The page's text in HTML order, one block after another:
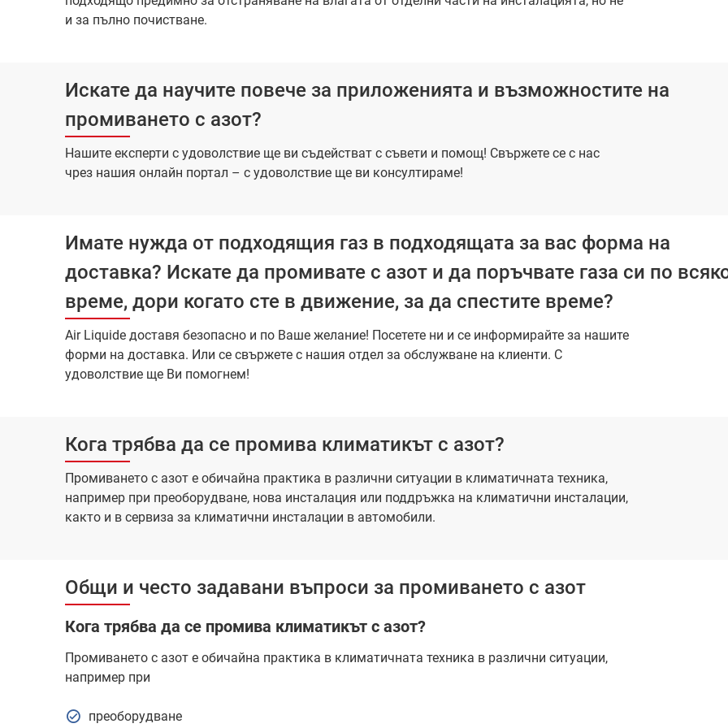
и за пълно почистване.
Искате да научите повече за приложенията и възможностите на
промиването с азот?
Нашите експерти с удоволствие ще ви съдействат с съвети и помощ! Свържете се с нас
чрез нашия онлайн портал – с удоволствие ще ви консултираме!
Имате нужда от подходящия газ в подходящата за вас форма на
доставка? Искате да промивате с азот и да поръчвате газа си по
време, дори когато сте в движение, за да спестите време?
Air Liquide доставя безопасно и по Ваше желание! Посетете ни и се информирайте за нашите
форми на доставка. Или се свържете с нашия отдел за обслужване на клиенти. С
удоволствие ще Ви помогнем!
Кога трябва да се промива климатикът с азот?
Промиването с азот е обичайна практика в различни ситуации в климатичната техника,
например при преоборудване, нова инсталация или поддръжка на климатични инсталации,
както и в сервиза за климатични инсталации в автомобили.
Общи и често задавани въпроси за промиването с азот
Кога трябва да се промива климатикът с азот?
Промиването с азот е обичайна практика в климатичната техника в различни ситуации,
например при
преоборудване